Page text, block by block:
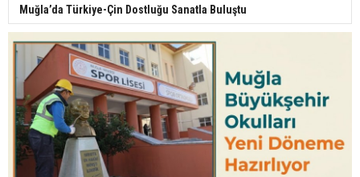
Muğla’da Türkiye-Çin Dostluğu Sanatla Buluştu